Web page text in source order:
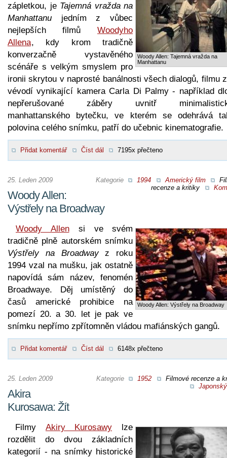
Woody Allen: Tajemná vražda na
Manhattanu
zápletkou, je Tajemná vražda na
Manhattanu jedním z vůbec
nejlepších filmů Woodyho
Allena, kdy krom tradičně
konverzačně vystavěného
scénáře s velkým smyslem pro
ironii skrytou v naprosté banálnosti všech dialogů, filmu
vévodí vynikající kamera Carla Di Palmy - například
nepřerušované záběry uvnitř
manhattanského bytečku, ve kterém se odehrává
polovina celého snímku, patří do učebnic kinematografie.
Přidat komentář Číst dál 7195x přečteno
Kategorie 1994 Americký film
recenze a kritiky
25. Leden 2009
Woody Allen:
Výstřely na Broadway
Woody Allen: Výstřely na Broadway
Woody Allen si ve svém
tradičně plně autorském snímku
Výstřely na Broadwayz roku
1994 vzal na mušku, jak ostatně
napovídá sám název, fenomén
Broadwaye. Děj umístěný do
časů americké prohibice na
pomezí 20. a 30. let je pak ve
snímku nepřímo zpřítomněn vládou mafiánských gangů.
Přidat komentář Číst dál 6148x přečteno
Kategorie 1952
Filmové recenze a
25. Leden 2009
Akira
Kurosawa: Žít
Filmy Akiry Kurosawy lze
rozdělit do dvou základních
kategorií - na snímky historické